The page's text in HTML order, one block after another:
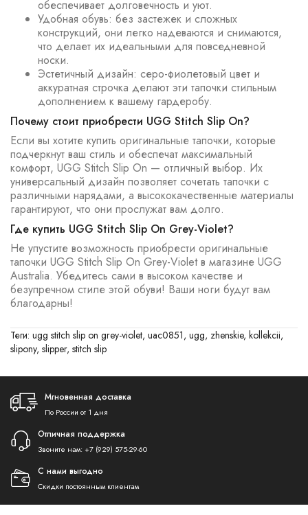
обеспечивает долговечность и уют.
Удобная обувь: без застежек и сложных
конструкций, они легко надеваются и снимаются,
что делает их идеальными для повседневной
носки.
Эстетичный дизайн: серо-фиолетовый цвет и
аккуратная строчка делают эти тапочки стильным
дополнением к вашему гардеробу.
Почему стоит приобрести UGG Stitch Slip On?
Если вы хотите купить оригинальные тапочки, которые
подчеркнут ваш стиль и обеспечат максимальный
комфорт, UGG Stitch Slip On — отличный выбор. Их
универсальный дизайн позволяет сочетать тапочки с
различными нарядами, а высококачественные материалы
гарантируют, что они прослужат вам долго.
Где купить UGG Stitch Slip On Grey-Violet?
Не упустите возможность приобрести оригинальные
тапочки UGG Stitch Slip On Grey-Violet в магазине UGG
Australia. Убедитесь сами в высоком качестве и
безупречном стиле этой обуви! Ваши ноги будут вам
благодарны!
Теги: ugg stitch slip on grey-violet, uac0851, ugg, zhenskie, kollekcii,
slipony, slipper, stitch slip
Мгновенная доставка
По России от 1 дня
Отличная поддержка
Звоните нам: +7 (929) 575-29-60
С нами выгодно
Скидки постоянным клиентам